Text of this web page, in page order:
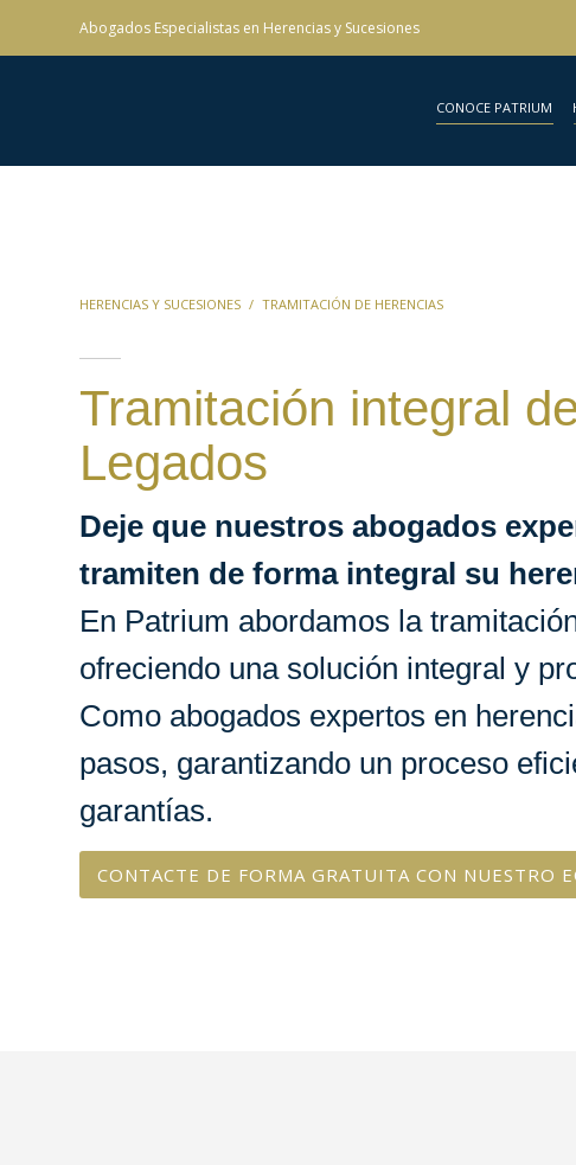
Abogados Especialistas en Herencias y Sucesiones
CONOCE PATRIUM
HERENCIAS Y SUCESIONES TRAMITACIÓN DE HERENCIAS
Tramitación integral
Legados
Deje que nuestros abogados
tramiten de forma integral su
En Patrium abordamos la
ofreciendo una solución integral y
Como abogados expertos en
pasos, garantizando un proceso
garantías.
CONTACTE DE FORMA GRATUITA CON NUESTRO